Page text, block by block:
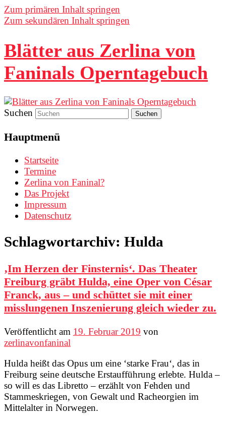
Zum primären Inhalt springen
Zum sekundären Inhalt springen
Blätter aus Zerlina von
Faninals Operntagebuch
Suchen
Hauptmenü
Startseite
Termine
Zerlina von Faninal?
Das Projekt
Impressum
Datenschutz
Schlagwortarchiv: Hulda
‚Im Herzen der Finsternis‘. Das Theater
Freiburg gräbt Hulda, eine Oper von César
Franck, aus – und schüttet sie mit einer
misslungenen Inszenierung gleich wieder zu.
Veröffentlicht am 19. Februar 2019 von
zerlinavonfaninal
Hulda heißt das Opus um eine ‘starke Frau‘, das in
Freiburg seine deutsche Erstaufführung erlebte. Hulda –
so will es das Libretto – erzählt von Fehden und
Stammeskriegen, von Gewalt und Racheorgien im
Mittelalter in Norwegen.